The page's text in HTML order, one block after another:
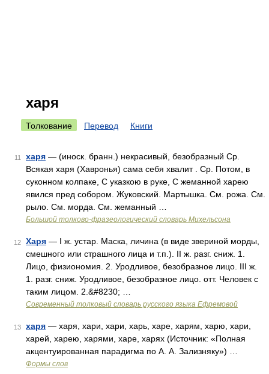
харя
Толкование Перевод Книги
11 харя — (иноск. бранн.) некрасивый, безобразный Ср.
Всякая харя (Хавронья) сама себя хвалит . Ср. Потом, в
суконном колпаке, С указкою в руке, С жеманной харею
явился пред собором. Жуковский. Мартышка. См. рожа. См.
рыло. См. морда. См. жеманный …
Большой толково-фразеологический словарь Михельсона
12 Харя — I ж. устар. Маска, личина (в виде звериной морды,
смешного или страшного лица и т.п.). II ж. разг. сниж. 1.
Лицо, физиономия. 2. Уродливое, безобразное лицо. III ж.
1. разг. сниж. Уродливое, безобразное лицо. отт. Человек с
таким лицом. 2.&#8230; …
Современный толковый словарь русского языка Ефремовой
13 харя — харя, хари, хари, харь, харе, харям, харю, хари,
харей, харею, харями, харе, харях (Источник: «Полная
акцентуированная парадигма по А. А. Зализняку») …
Формы слов